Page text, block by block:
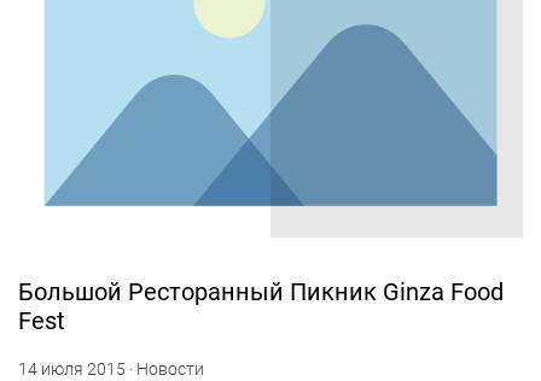
Большой Ресторанный Пикник Ginza Food
Fest
14 июля 2015 · Новости